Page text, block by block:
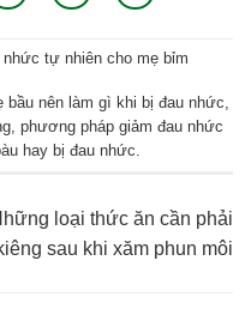
tự nhiên cho mẹ bỉm
bầu nên làm gì khi bị đau nhức
phương pháp giảm đau nhức
hay bị đau nhức
loại thức ăn cần phải
sau khi xăm phun môi